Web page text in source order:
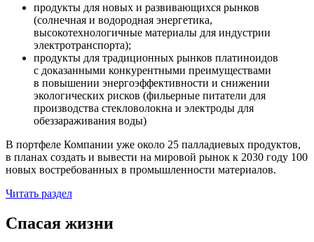
продукты для новых и развивающихся рынков
(солнечная и водородная энергетика,
высокотехнологичные материалы для индустрии
электротранспорта);
продукты для традиционных рынков платиноидов
с доказанными конкурентными преимуществами
в повышении энергоэффективности и снижении
экологических рисков (фильерные питатели для
производства стекловолокна и электроды для
обеззараживания воды)
В портфеле Компании уже около 25 палладиевых продуктов,
в планах создать и вывести на мировой рынок к 2030 году 100
новых востребованных в промышленности материалов.
Читать раздел
Спасая жизни